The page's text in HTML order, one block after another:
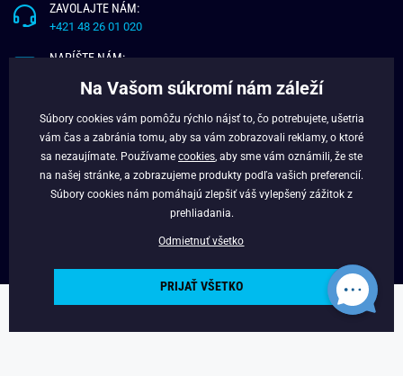
ZAVOLAJTE NÁM:
+421 48 26 01 020
NAPÍŠTE NÁM:
O NÁS
VERNOSTNÝ PROGRAM
BLOG
Copyright © 2025 - Budchlap.sk Všetky práva vyhradené. webdesign ©
Na Vašom súkromí nám záleží
Súbory cookies vám pomôžu rýchlo nájsť to, čo potrebujete, ušetria
vám čas a zabránia tomu, aby sa vám zobrazovali reklamy, o ktoré
sa nezaujímate. Používame cookies , aby sme vám oznámili, že ste
na našej stránke, a zobrazujeme produkty podľa vašich preferencií.
Súbory cookies nám pomáhajú zlepšiť váš vylepšený zážitok z
prehliadania.
Odmietnuť všetko
PRIJAŤ VŠETKO